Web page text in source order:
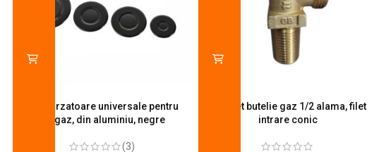
Set 4 arzatoare universale pentru
aragaz, din aluminiu, negre
(3)
Robinet butelie gaz 1/2 alama, filet
intrare conic